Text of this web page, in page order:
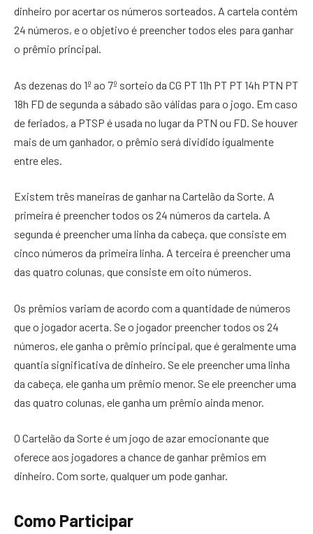
dinheiro por acertar os números sorteados. A cartela contém
24 números, e o objetivo é preencher todos eles para ganhar
o prêmio principal.
As dezenas do 1º ao 7º sorteio da CG PT 11h PT PT 14h PTN PT
18h FD de segunda a sábado são válidas para o jogo. Em caso
de feriados, a PTSP é usada no lugar da PTN ou FD. Se houver
mais de um ganhador, o prêmio será dividido igualmente
entre eles.
Existem três maneiras de ganhar na Cartelão da Sorte. A
primeira é preencher todos os 24 números da cartela. A
segunda é preencher uma linha da cabeça, que consiste em
cinco números da primeira linha. A terceira é preencher uma
das quatro colunas, que consiste em oito números.
Os prêmios variam de acordo com a quantidade de números
que o jogador acerta. Se o jogador preencher todos os 24
números, ele ganha o prêmio principal, que é geralmente uma
quantia significativa de dinheiro. Se ele preencher uma linha
da cabeça, ele ganha um prêmio menor. Se ele preencher uma
das quatro colunas, ele ganha um prêmio ainda menor.
O Cartelão da Sorte é um jogo de azar emocionante que
oferece aos jogadores a chance de ganhar prêmios em
dinheiro. Com sorte, qualquer um pode ganhar.
Como Participar